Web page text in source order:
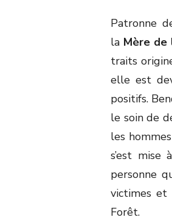
Patronne
la Mère de
traits
elle est
positifs.
le soin de
les
s’est mise
personne
victimes
Forêt.